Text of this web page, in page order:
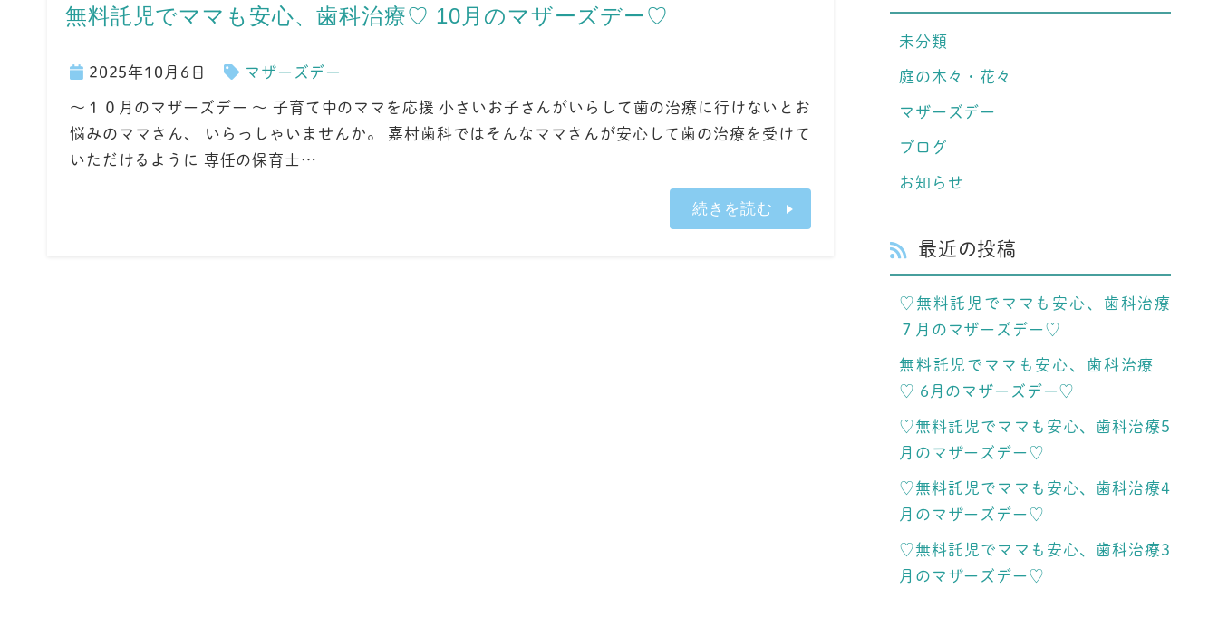
無料託児でママも安心、歯科治療♡ 10月のマザーズデー♡
2025年10月6日
マザーズデー
～１０月のマザーズデー ～ 子育て中のママを応援 小さいお子さんがいらして歯の治療に行けないとお
悩みのママさん、 いらっしゃいませんか。 嘉村歯科ではそんなママさんが安心して歯の治療を受けて
いただけるように 専任の保育士…
続きを読む
未分類
庭の木々・花々
マザーズデー
ブログ
お知らせ
最近の投稿
♡無料託児でママも安心、歯科治療
７月のマザーズデー♡
無料託児でママも安心、歯科治療
♡ 6月のマザーズデー♡
♡無料託児でママも安心、歯科治療5
月のマザーズデー♡
♡無料託児でママも安心、歯科治療4
月のマザーズデー♡
♡無料託児でママも安心、歯科治療3
月のマザーズデー♡